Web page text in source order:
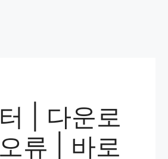
| 다운로
류 | 바로